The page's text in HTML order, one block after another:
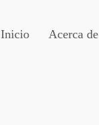
Inicio Acerca de